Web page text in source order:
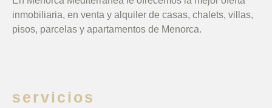
inmobiliaria, en venta y alquiler de casas, chalets, villas,
pisos, parcelas y apartamentos de Menorca.
servicios